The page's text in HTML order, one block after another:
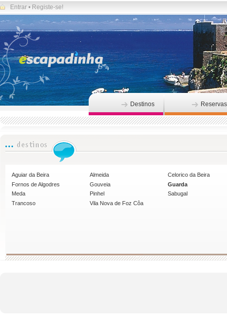
Entrar • Registe-se!
Destinos Reservas
Aguiar da Beira Almeida
Celorico da Beira
Fornos de Algodres
Gouveia
Guarda
Meda
Pinhel
Sabugal
Trancoso
Vila Nova de Foz Côa